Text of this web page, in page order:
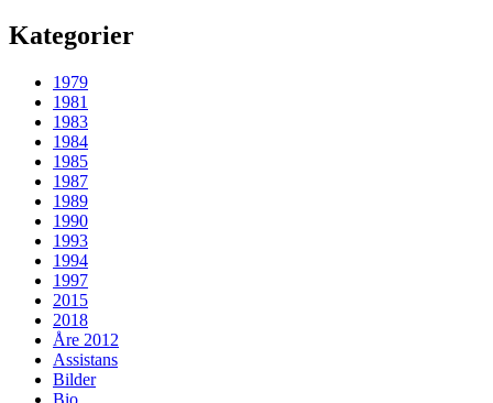
Kategorier
1979
1981
1983
1984
1985
1987
1989
1990
1993
1994
1997
2015
2018
Åre 2012
Assistans
Bilder
Bio